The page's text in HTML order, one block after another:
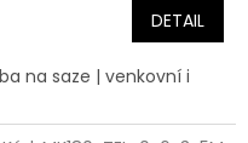
A
DETAIL
na saze | venkovní i